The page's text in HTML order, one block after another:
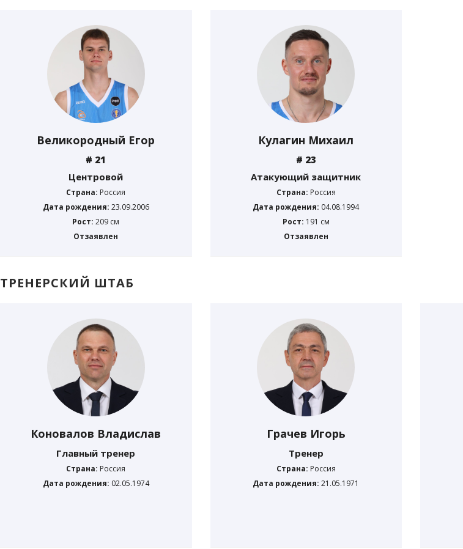
Великородный Егор
# 21
Центровой
Страна: Россия
Дата рождения: 23.09.2006
Рост:209 см
Отзаявлен
Кулагин Михаил
# 23
Атакующий защитник
Страна: Россия
Дата рождения: 04.08.1994
Рост: 191 см
Отзаявлен
ТРЕНЕРСКИЙ ШТАБ
Коновалов Владислав
Главный тренер
Страна: Россия
Дата рождения: 02.05.1974
Грачев Игорь
Тренер
Страна: Россия
Дата рождения:21.05.1971